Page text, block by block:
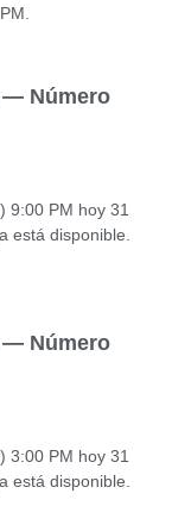
— Número
9:00 PM hoy 31
está disponible.
— Número
3:00 PM hoy 31
está disponible.